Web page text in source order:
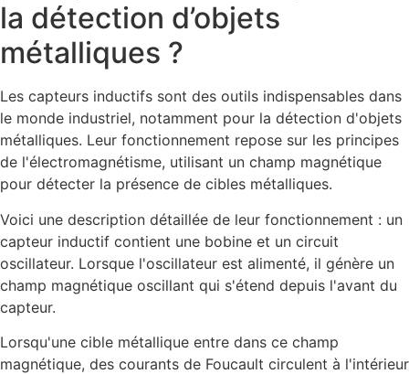
la détection d’objets
métalliques ?
Les capteurs inductifs sont des outils indispensables dans
le monde industriel, notamment pour la détection d'objets
métalliques. Leur fonctionnement repose sur les principes
de l'électromagnétisme, utilisant un champ magnétique
pour détecter la présence de cibles métalliques.
Voici une description détaillée de leur fonctionnement : un
capteur inductif contient une bobine et un circuit
oscillateur. Lorsque l'oscillateur est alimenté, il génère un
champ magnétique oscillant qui s'étend depuis l'avant du
capteur.
Lorsqu'une cible métallique entre dans ce champ
magnétique, des courants de Foucault circulent à l'intérieur